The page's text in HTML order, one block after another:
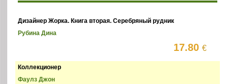
Дизайнер Жорка. Книга вторая. Серебряный рудник
Рубина Дина
17.80€
Коллекционер
Фаулз Джон